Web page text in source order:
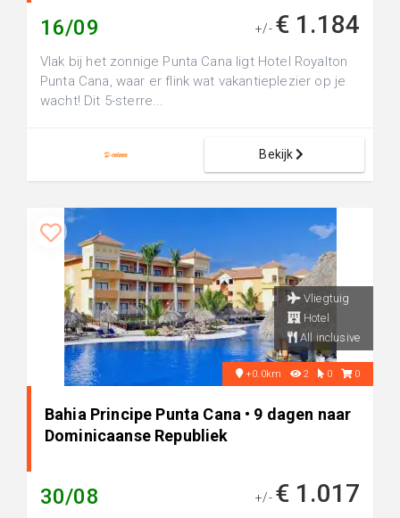
16/09 +/- € 1.184
Vlak bij het zonnige Punta Cana ligt Hotel Royalton
Punta Cana, waar er flink wat vakantieplezier op je
wacht! Dit 5-sterre...
Bekijk
Vliegtuig
Hotel
All inclusive
+0.0km 2 0 0
Bahia Principe Punta Cana • 9 dagen naar
Dominicaanse Republiek
30/08 +/- € 1.017